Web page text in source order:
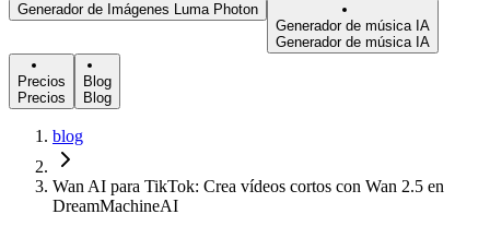
Generador de Imágenes Luma Photon
Generador de música IA
Generador de música IA
Precios
Precios
Blog
Blog
blog
Wan AI para TikTok: Crea vídeos cortos con Wan 2.5 en
DreamMachineAI